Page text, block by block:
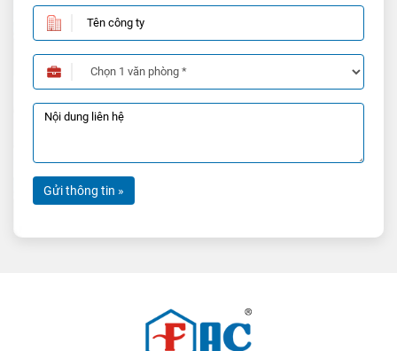
Gửi thông tin »